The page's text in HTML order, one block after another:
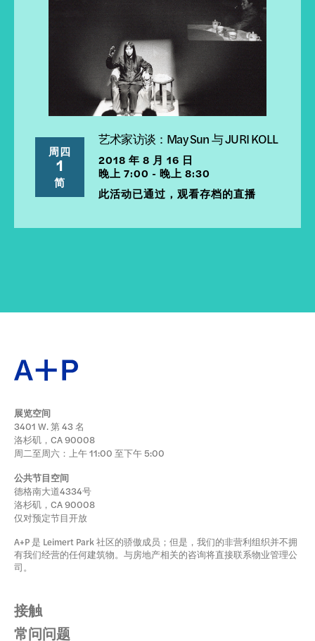
周四
1
简
艺术家访谈：May Sun 与 JURI KOLL
2018 年 8 月 16 日
晚上 7:00 - 晚上 8:30
此活动已通过，观看存档的直播
展览空间
3401 W. 第 43 名
洛杉矶，CA 90008
周二至周六：上午 11:00 至下午 5:00
公共节目空间
德格南大道4334号
洛杉矶，CA 90008
仅对预定节目开放
A+P 是 Leimert Park 社区的骄傲成员；但是，我们的非营利组织并不拥
有我们经营的任何建筑物。与房地产相关的咨询将直接联系物业管理公
司。
接触
常问问题